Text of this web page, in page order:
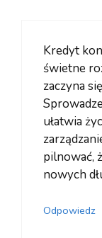
Kredyt
świetne
zaczyna
ułatwia
pilnować,
nowych
Odpowiedz